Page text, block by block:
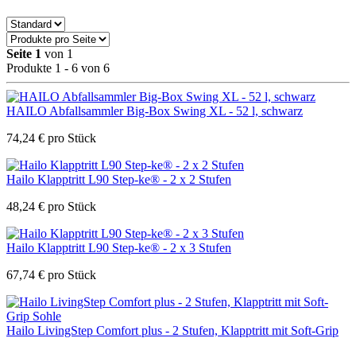
Seite 1 von 1
Produkte 1 - 6 von 6
HAILO Abfallsammler Big-Box Swing XL - 52 l, schwarz
74,24 € pro Stück
Hailo Klapptritt L90 Step-ke® - 2 x 2 Stufen
48,24 € pro Stück
Hailo Klapptritt L90 Step-ke® - 2 x 3 Stufen
67,74 € pro Stück
Hailo LivingStep Comfort plus - 2 Stufen, Klapptritt mit Soft-Grip